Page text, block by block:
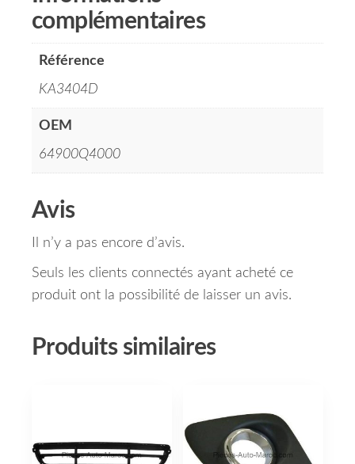
complémentaires
Référence
KA3404D
OEM
64900Q4000
Avis
Il n’y a pas encore d’avis.
Seuls les clients connectés ayant acheté ce
produit ont la possibilité de laisser un avis.
Produits similaires